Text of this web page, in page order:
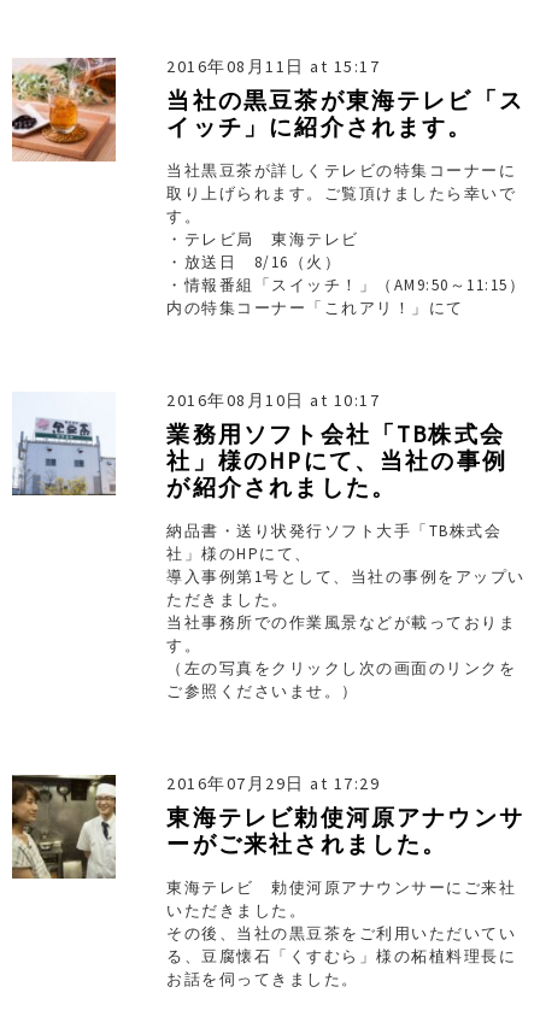
2016年08月11日 at 15:17
当社の黒豆茶が東海テレビ「ス
イッチ」に紹介されます。
当社黒豆茶が詳しくテレビの特集コーナーに
取り上げられます。ご覧頂けましたら幸いで
す。
・テレビ局 東海テレビ
・放送日 8/16（火）
・情報番組「スイッチ！」（AM9:50～11:15）
内の特集コーナー「これアリ！」にて
2016年08月10日 at 10:17
業務用ソフト会社「TB株式会
社」様のHPにて、当社の事例
が紹介されました。
納品書・送り状発行ソフト大手「TB株式会
社」様のHPにて、
導入事例第1号として、当社の事例をアップい
ただきました。
当社事務所での作業風景などが載っておりま
す。
（左の写真をクリックし次の画面のリンクを
ご参照くださいませ。）
2016年07月29日 at 17:29
東海テレビ勅使河原アナウンサ
ーがご来社されました。
東海テレビ 勅使河原アナウンサーにご来社
いただきました。
その後、当社の黒豆茶をご利用いただいてい
る、豆腐懐石「くすむら」様の柘植料理長に
お話を伺ってきました。